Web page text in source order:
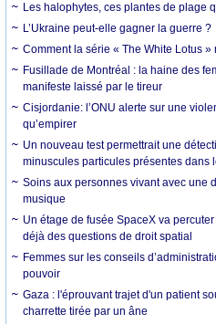
Les halophytes, ces plantes de plage
L’Ukraine peut-elle gagner la guerre ?
Comment la série « The White Lotus
Fusillade de Montréal : la haine des
manifeste laissé par le tireur
Cisjordanie: l’ONU alerte sur une
qu’empirer
Un nouveau test permettrait une
minuscules particules présentes dans
Soins aux personnes vivant avec une
musique
Un étage de fusée SpaceX va
déjà des questions de droit spatial
Femmes sur les conseils
pouvoir
Gaza : l'éprouvant trajet d'un patient
charrette tirée par un âne